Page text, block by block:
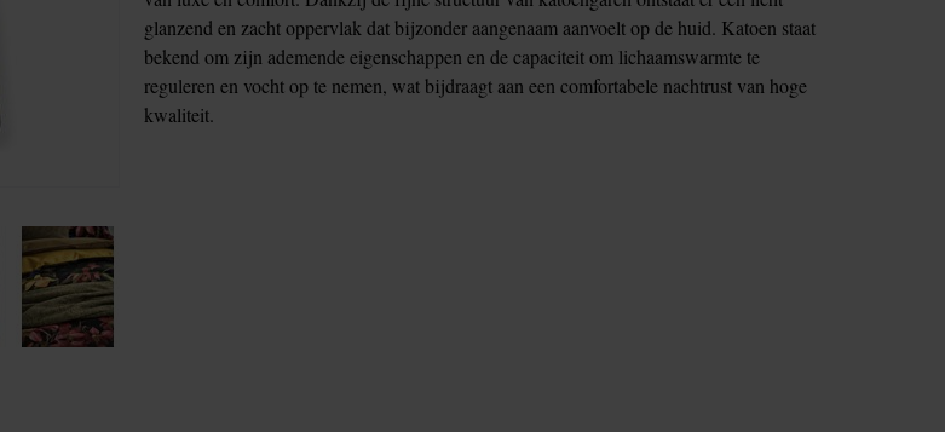
glanzend en zacht oppervlak dat bijzonder aangenaam aanvoelt op de huid. Katoen staat
bekend om zijn ademende eigenschappen en de capaciteit om lichaamswarmte te
reguleren en vocht op te nemen, wat bijdraagt aan een comfortabele nachtrust van hoge
kwaliteit.